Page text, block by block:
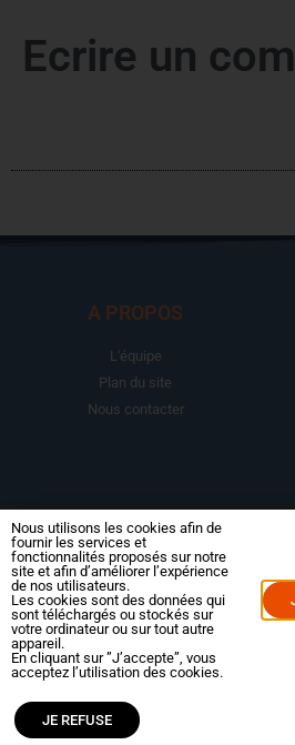
Ecrire un
A PROPOS
L'équipe
Plan du site
Nous contacter
LA BOUTIQUE
Abonnements
Le magazine
Packs
Dossiers
Nous utilisons les cookies afin de
fournir les services et
fonctionnalités proposés sur notre
site et afin d’améliorer l’expérience
de nos utilisateurs.
Les cookies sont des données qui
sont téléchargés ou stockés sur
votre ordinateur ou sur tout autre
appareil.
En cliquant sur ”J’accepte”, vous
acceptez l’utilisation des cookies.
JE REFUSE